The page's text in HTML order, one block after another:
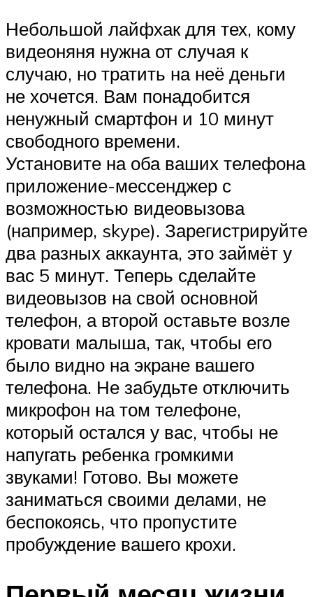
Небольшой лайфхак для тех, кому
видеоняня нужна от случая к
случаю, но тратить на неё деньги
не хочется. Вам понадобится
ненужный смартфон и 10 минут
свободного времени.
Установите на оба ваших телефона
приложение-мессенджер с
возможностью видеовызова
(например, skype). Зарегистрируйте
два разных аккаунта, это займёт у
вас 5 минут. Теперь сделайте
видеовызов на свой основной
телефон, а второй оставьте возле
кровати малыша, так, чтобы его
было видно на экране вашего
телефона. Не забудьте отключить
микрофон на том телефоне,
который остался у вас, чтобы не
напугать ребенка громкими
звуками! Готово. Вы можете
заниматься своими делами, не
беспокоясь, что пропустите
пробуждение вашего крохи.